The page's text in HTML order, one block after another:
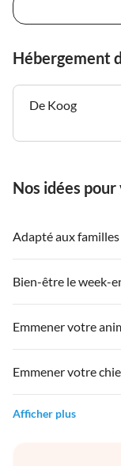
Hébergement
De Koog
Nos idées pour
Adapté aux familles
Bien-être le week-
Emmener votre
Emmener votre
Afficher plus